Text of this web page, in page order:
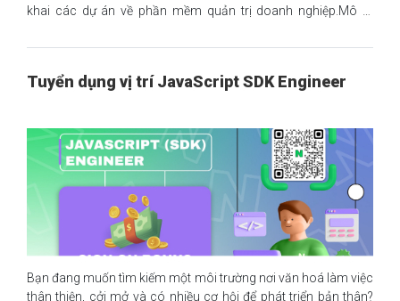
khai các dự án về phần mềm quản trị doanh nghiệp.Mô tả
tích, thiết kế hệ thống dự án (3). Lập trình ứng dụng cho dự án
án cho nhóm triển khai, hỗ trợ triển khai, chuyển giao dự án
lương hấp dẫn (trao đổi khi phỏng vấn)
Tuyển dụng vị trí JavaScript SDK Engineer
Bạn đang muốn tìm kiếm một môi trường nơi văn hoá làm việc
thân thiện, cởi mở và có nhiều cơ hội để phát triển bản thân?